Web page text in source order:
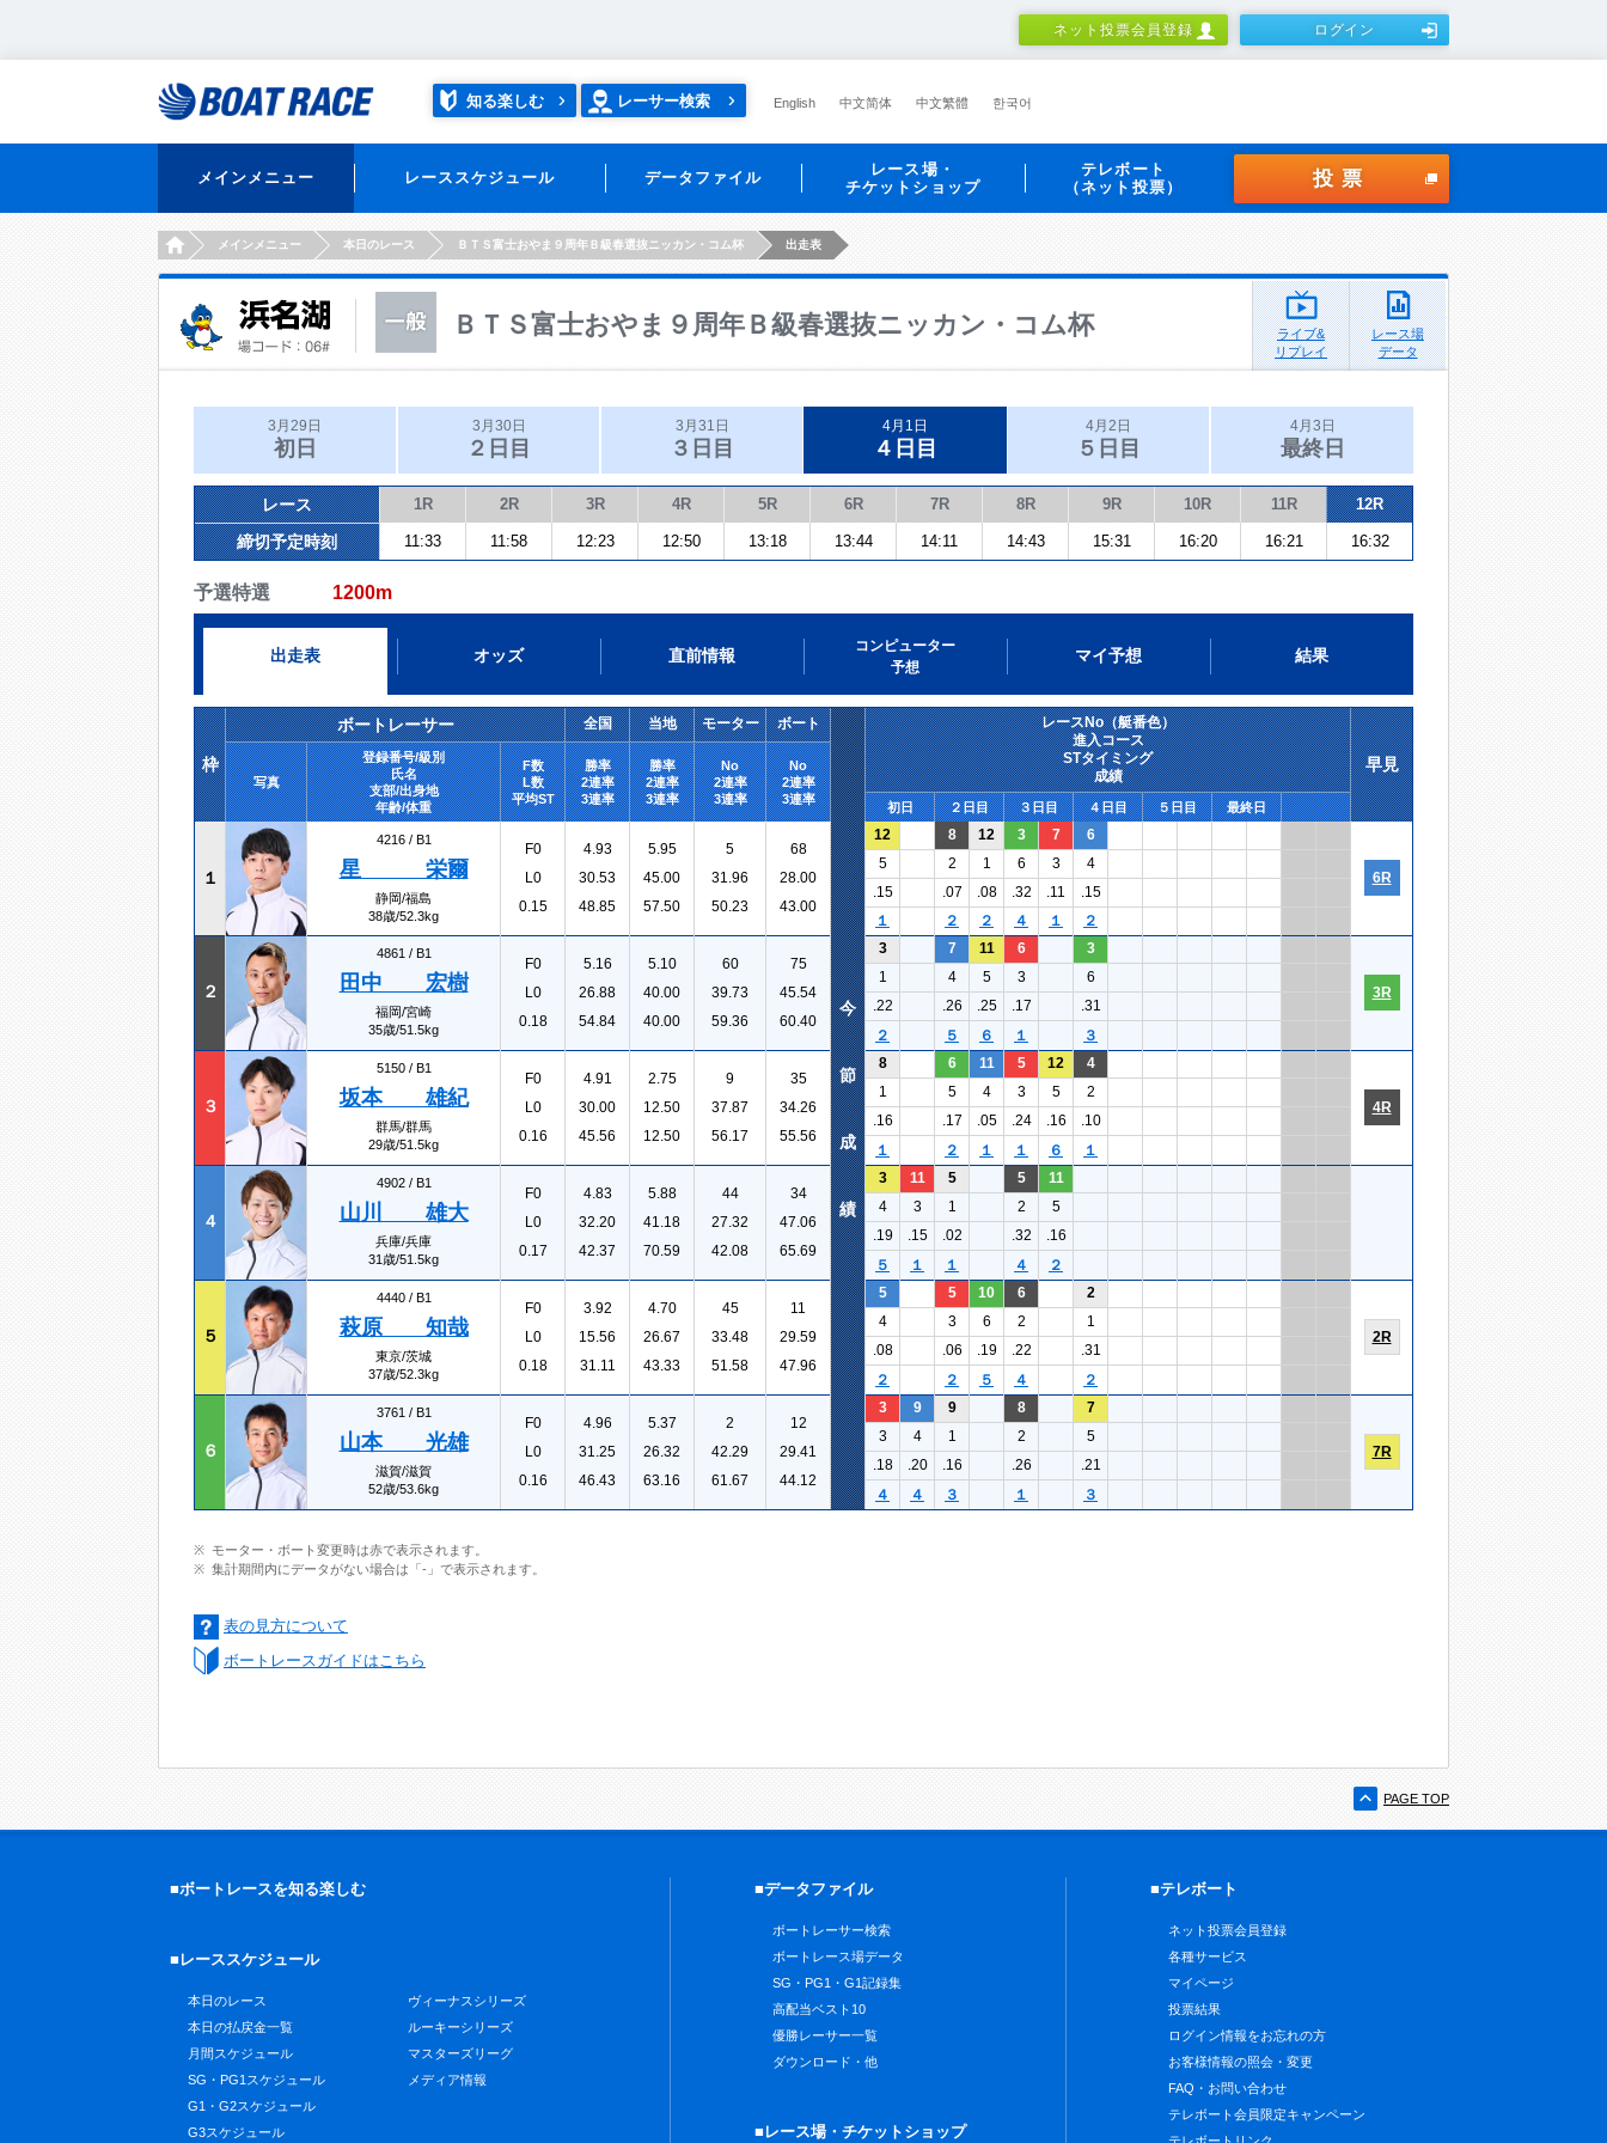
ネット投票会員登録 ログイン
知る楽しむ レーサー検索 English 中文简体 中文繁體 한국어
メインメニュー レーススケジュール データファイル
レース場・
チケットショップ
テレボート
（ネット投票）
投票
HOMEメインメニュー 本日のレース ＢＴＳ富士おやま９周年Ｂ級春選抜ニッカン・コム杯 出走表
ＢＴＳ富士おやま９周年Ｂ級春選抜ニッカン・コム杯
ライブ&
リプレイ
レース場
データ
3月29日
初日
3月30日
２日目
3月31日
３日目
4月1日
４日目
4月2日
５日目
4月3日
最終日
レース 1R 2R 3R 4R 5R 6R 7R 8R 9R 10R 11R 12R
締切予定時刻 11:33 11:58 12:23 12:50 13:18 13:44 14:11 14:43 15:31 16:20 16:21 16:32
予選特選 1200m
出走表 オッズ 直前情報
コンピューター
予想
マイ予想 結果
枠
ボートレーサー 全国 当地 モーター ボート
レースNo（艇番色）
進入コース
STタイミング
成績
早見
写真
登録番号/級別
氏名
支部/出身地
年齢/体重
F数
L数
平均ST
勝率
2連率
3連率
勝率
2連率
3連率
No
2連率
3連率
No
2連率
3連率
初日 ２日目 ３日目 ４日目 ５日目 最終日
１
4216 / B1
星 栄爾
静岡/福島
38歳/52.3kg
F0
L0
0.15
4.93
30.53
48.85
5.95
45.00
57.50
5
31.96
50.23
68
28.00
43.00
12 8 12 3 7 6
6R
5 2 1 6 3
4
.15
.07 .08 .32 .11
.15
１
２ ２ ４ １ ２
２
4861 / B1
田中 宏樹
福岡/宮崎
35歳/51.5kg
F0
L0
0.18
5.16
26.88
54.84
5.10
40.00
40.00
60
39.73
59.36
75
45.54
60.40
3 7 11 6 3
3R
1 4 5 3
6
.22
.26 .25 .17
.31
２
５ ６ １ ３
３
5150 / B1
坂本 雄紀
群馬/群馬
29歳/51.5kg
F0
L0
0.16
4.91
30.00
45.56
2.75
12.50
12.50
9
37.87
56.17
35
34.26
55.56
8 6 11 5 12 4
4R
1 5 4 3 5
2
.16
.17 .05 .24 .16
.10
１
２ １ １ ６ １
４
4902 / B1
山川 雄大
兵庫/兵庫
31歳/51.5kg
F0
L0
0.17
4.83
32.20
42.37
5.88
41.18
70.59
44
27.32
42.08
34
47.06
65.69
3 11 5 5
11
4
3 1 2
5
.19
.15 .02 .32
.16
５
１ １ ４ ２
５
4440 / B1
萩原 知哉
東京/茨城
37歳/52.3kg
F0
L0
0.18
3.92
15.56
31.11
4.70
26.67
43.33
45
33.48
51.58
11
29.59
47.96
5 5 10 6 2
2R
4 3 6 2
1
.08
.06 .19 .22
.31
２
２ ５ ４ ２
６
3761 / B1
山本 光雄
滋賀/滋賀
52歳/53.6kg
F0
L0
0.16
4.96
31.25
46.43
5.37
26.32
63.16
2
42.29
61.67
12
29.41
44.12
3 9 9 8 7
7R
3 4 1 2
5
.18
.20 .16 .26
.21
４
４ ３ １ ３
今
節
成
績
モーター・ボート変更時は赤で表示されます。
集計期間内にデータがない場合は「-」で表示されます。
表の見方について
ボートレースガイドはこちら
PAGE TOP
■ボートレースを知る楽しむ
■レーススケジュール
本日のレース
本日の払戻金一覧
月間スケジュール
SG・PG1スケジュール
G1・G2スケジュール
G3スケジュール
ヴィーナスシリーズ
ルーキーシリーズ
マスターズリーグ
メディア情報
■データファイル
ボートレーサー検索
ボートレース場データ
SG・PG1・G1記録集
高配当ベスト10
優勝レーサー一覧
ダウンロード・他
■レース場・チケットショップ
■テレボート
ネット投票会員登録
各種サービス
マイページ
投票結果
ログイン情報をお忘れの方
お客様情報の照会・変更
FAQ・お問い合わせ
テレボート会員限定キャンペーン